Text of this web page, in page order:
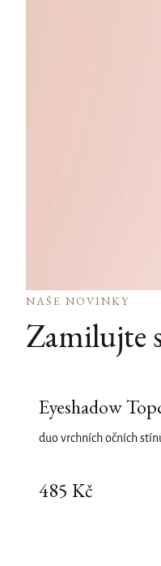
NAŠE NOVINKY
Zamilujte
Eyeshadow
duo vrchních očních
485 Kč